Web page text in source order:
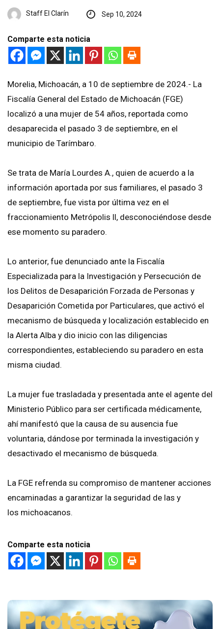
Staff El Clarín Sep 10, 2024
Comparte esta noticia
Morelia, Michoacán, a 10 de septiembre de 2024.- La
Fiscalía General del Estado de Michoacán (FGE)
localizó a una mujer de 54 años, reportada como
desaparecida el pasado 3 de septiembre, en el
municipio de Tarímbaro.
Se trata de María Lourdes A., quien de acuerdo a la
información aportada por sus familiares, el pasado 3
de septiembre, fue vista por última vez en el
fraccionamiento Metrópolis ll, desconociéndose desde
ese momento su paradero.
Lo anterior, fue denunciado ante la Fiscalía
Especializada para la Investigación y Persecución de
los Delitos de Desaparición Forzada de Personas y
Desaparición Cometida por Particulares, que activó el
mecanismo de búsqueda y localización establecido en
la Alerta Alba y dio inicio con las diligencias
correspondientes, estableciendo su paradero en esta
misma ciudad.
La mujer fue trasladada y presentada ante el agente del
Ministerio Público para ser certificada médicamente,
ahí manifestó que la causa de su ausencia fue
voluntaria, dándose por terminada la investigación y
desactivado el mecanismo de búsqueda.
La FGE refrenda su compromiso de mantener acciones
encaminadas a garantizar la seguridad de las y
los michoacanos.
Comparte esta noticia